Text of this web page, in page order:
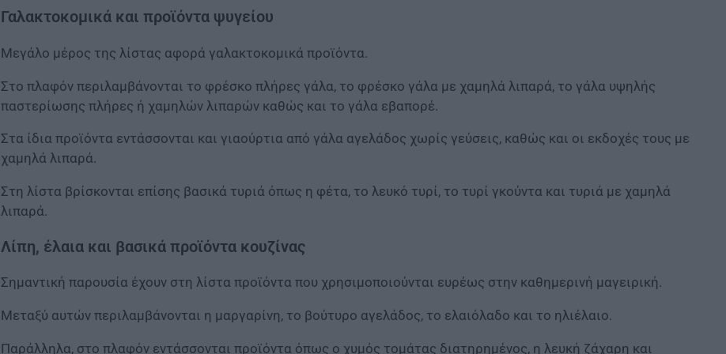
Γαλακτοκομικά και προϊόντα ψυγείου
Μεγάλο μέρος της λίστας αφορά γαλακτοκομικά προϊόντα.
Στο πλαφόν περιλαμβάνονται το φρέσκο πλήρες γάλα, το φρέσκο γάλα με χαμηλά λιπαρά, το γάλα υψηλής
παστερίωσης πλήρες ή χαμηλών λιπαρών καθώς και το γάλα εβαπορέ.
Στα ίδια προϊόντα εντάσσονται και γιαούρτια από γάλα αγελάδος χωρίς γεύσεις, καθώς και οι εκδοχές τους με
χαμηλά λιπαρά.
Στη λίστα βρίσκονται επίσης βασικά τυριά όπως η φέτα, το λευκό τυρί, το τυρί γκούντα και τυριά με χαμηλά
λιπαρά.
Λίπη, έλαια και βασικά προϊόντα κουζίνας
Σημαντική παρουσία έχουν στη λίστα προϊόντα που χρησιμοποιούνται ευρέως στην καθημερινή μαγειρική.
Μεταξύ αυτών περιλαμβάνονται η μαργαρίνη, το βούτυρο αγελάδος, το ελαιόλαδο και το ηλιέλαιο.
Παράλληλα, στο πλαφόν εντάσσονται προϊόντα όπως ο χυμός τομάτας διατηρημένος, η λευκή ζάχαρη και